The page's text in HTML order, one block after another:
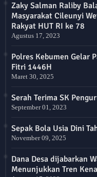
Zaky Salman Raliby
Masyarakat Cileunyi
Rakyat HUT RI ke 78
Agustus 17, 2023
Polres Kebumen Gelar
Fitri 1446H
Maret 30, 2025
Serah Terima SK
September 01, 2023
Sepak Bola Usia Dini
November 09, 2025
Dana Desa dijabarkan
Menunjukkan Tren